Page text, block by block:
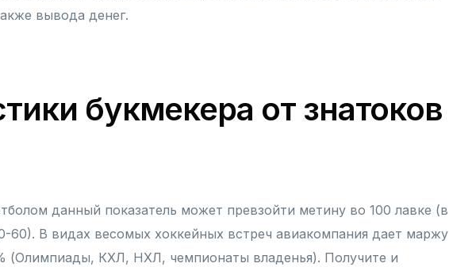
вывода денег.
букмекера от знатоков
данный показатель может превзойти метину во 100 лавке (в
60). В видах весомых хоккейных встреч авиакомпания дает маржу
(Олимпиады, КХЛ, НХЛ, чемпионаты владенья). Получите и